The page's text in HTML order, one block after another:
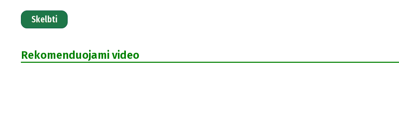
Skelbti
Rekomenduojami video